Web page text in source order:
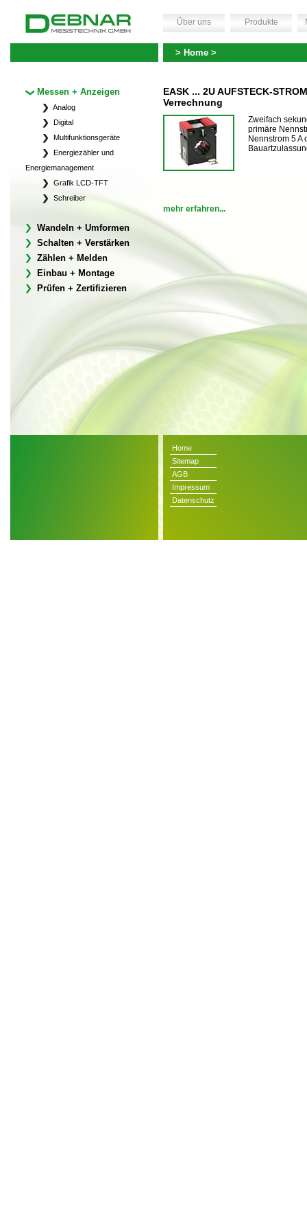
> Home >
Über uns Produkte
Messen + Anzeigen
Analog
Digital
Multifunktionsgeräte
Energiezähler und
Energiemanagement
Grafik LCD-TFT
Schreiber
Wandeln + Umformen
Schalten + Verstärken
Zählen + Melden
Einbau + Montage
Prüfen + Zertifizieren
EASK ... 2U AUFSTECK-
Verrechnung
Zweifach
primäre
Nennstrom 5 A
mehr erfahren...
Home
Sitemap
AGB
Impressum
Datenschutz